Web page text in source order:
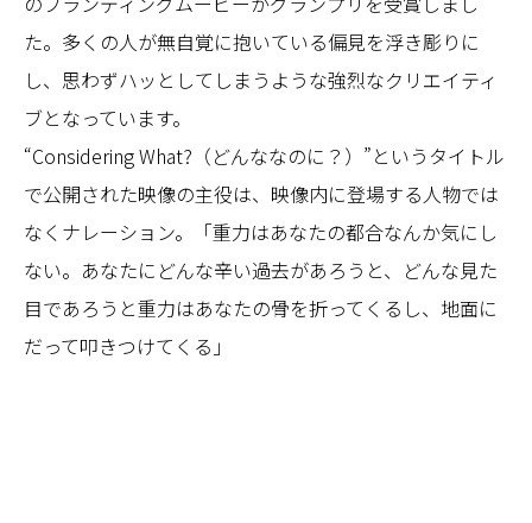
た。多くの人が無自覚に抱いている偏見を浮き彫りに
し、思わずハッとしてしまうような強烈なクリエイティ
ブとなっています。
“Considering What?（どんななのに？）”というタイトル
で公開された映像の主役は、映像内に登場する人物では
なくナレーション。「重力はあなたの都合なんか気にし
ない。あなたにどんな辛い過去があろうと、どんな見た
目であろうと重力はあなたの骨を折ってくるし、地面に
だって叩きつけてくる」